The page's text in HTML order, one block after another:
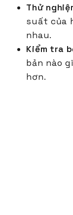
Thử
suất của
nhau.
Kiểm tra
bản nào
hơn.